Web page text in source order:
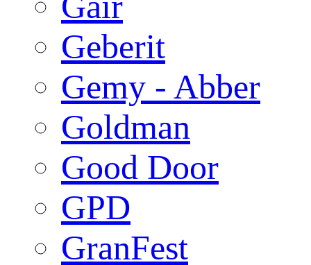
Geberit
Gemy - Abber
Goldman
Good Door
GPD
GranFest